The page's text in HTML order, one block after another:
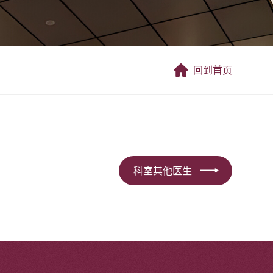
回到首页
科室其他医生